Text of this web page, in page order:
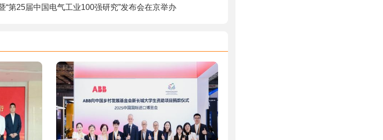
“第25届中国电气工业100强研究”发布会在京举办